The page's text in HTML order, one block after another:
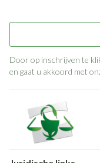
Door op inschrijven te
en gaat u akkoord met